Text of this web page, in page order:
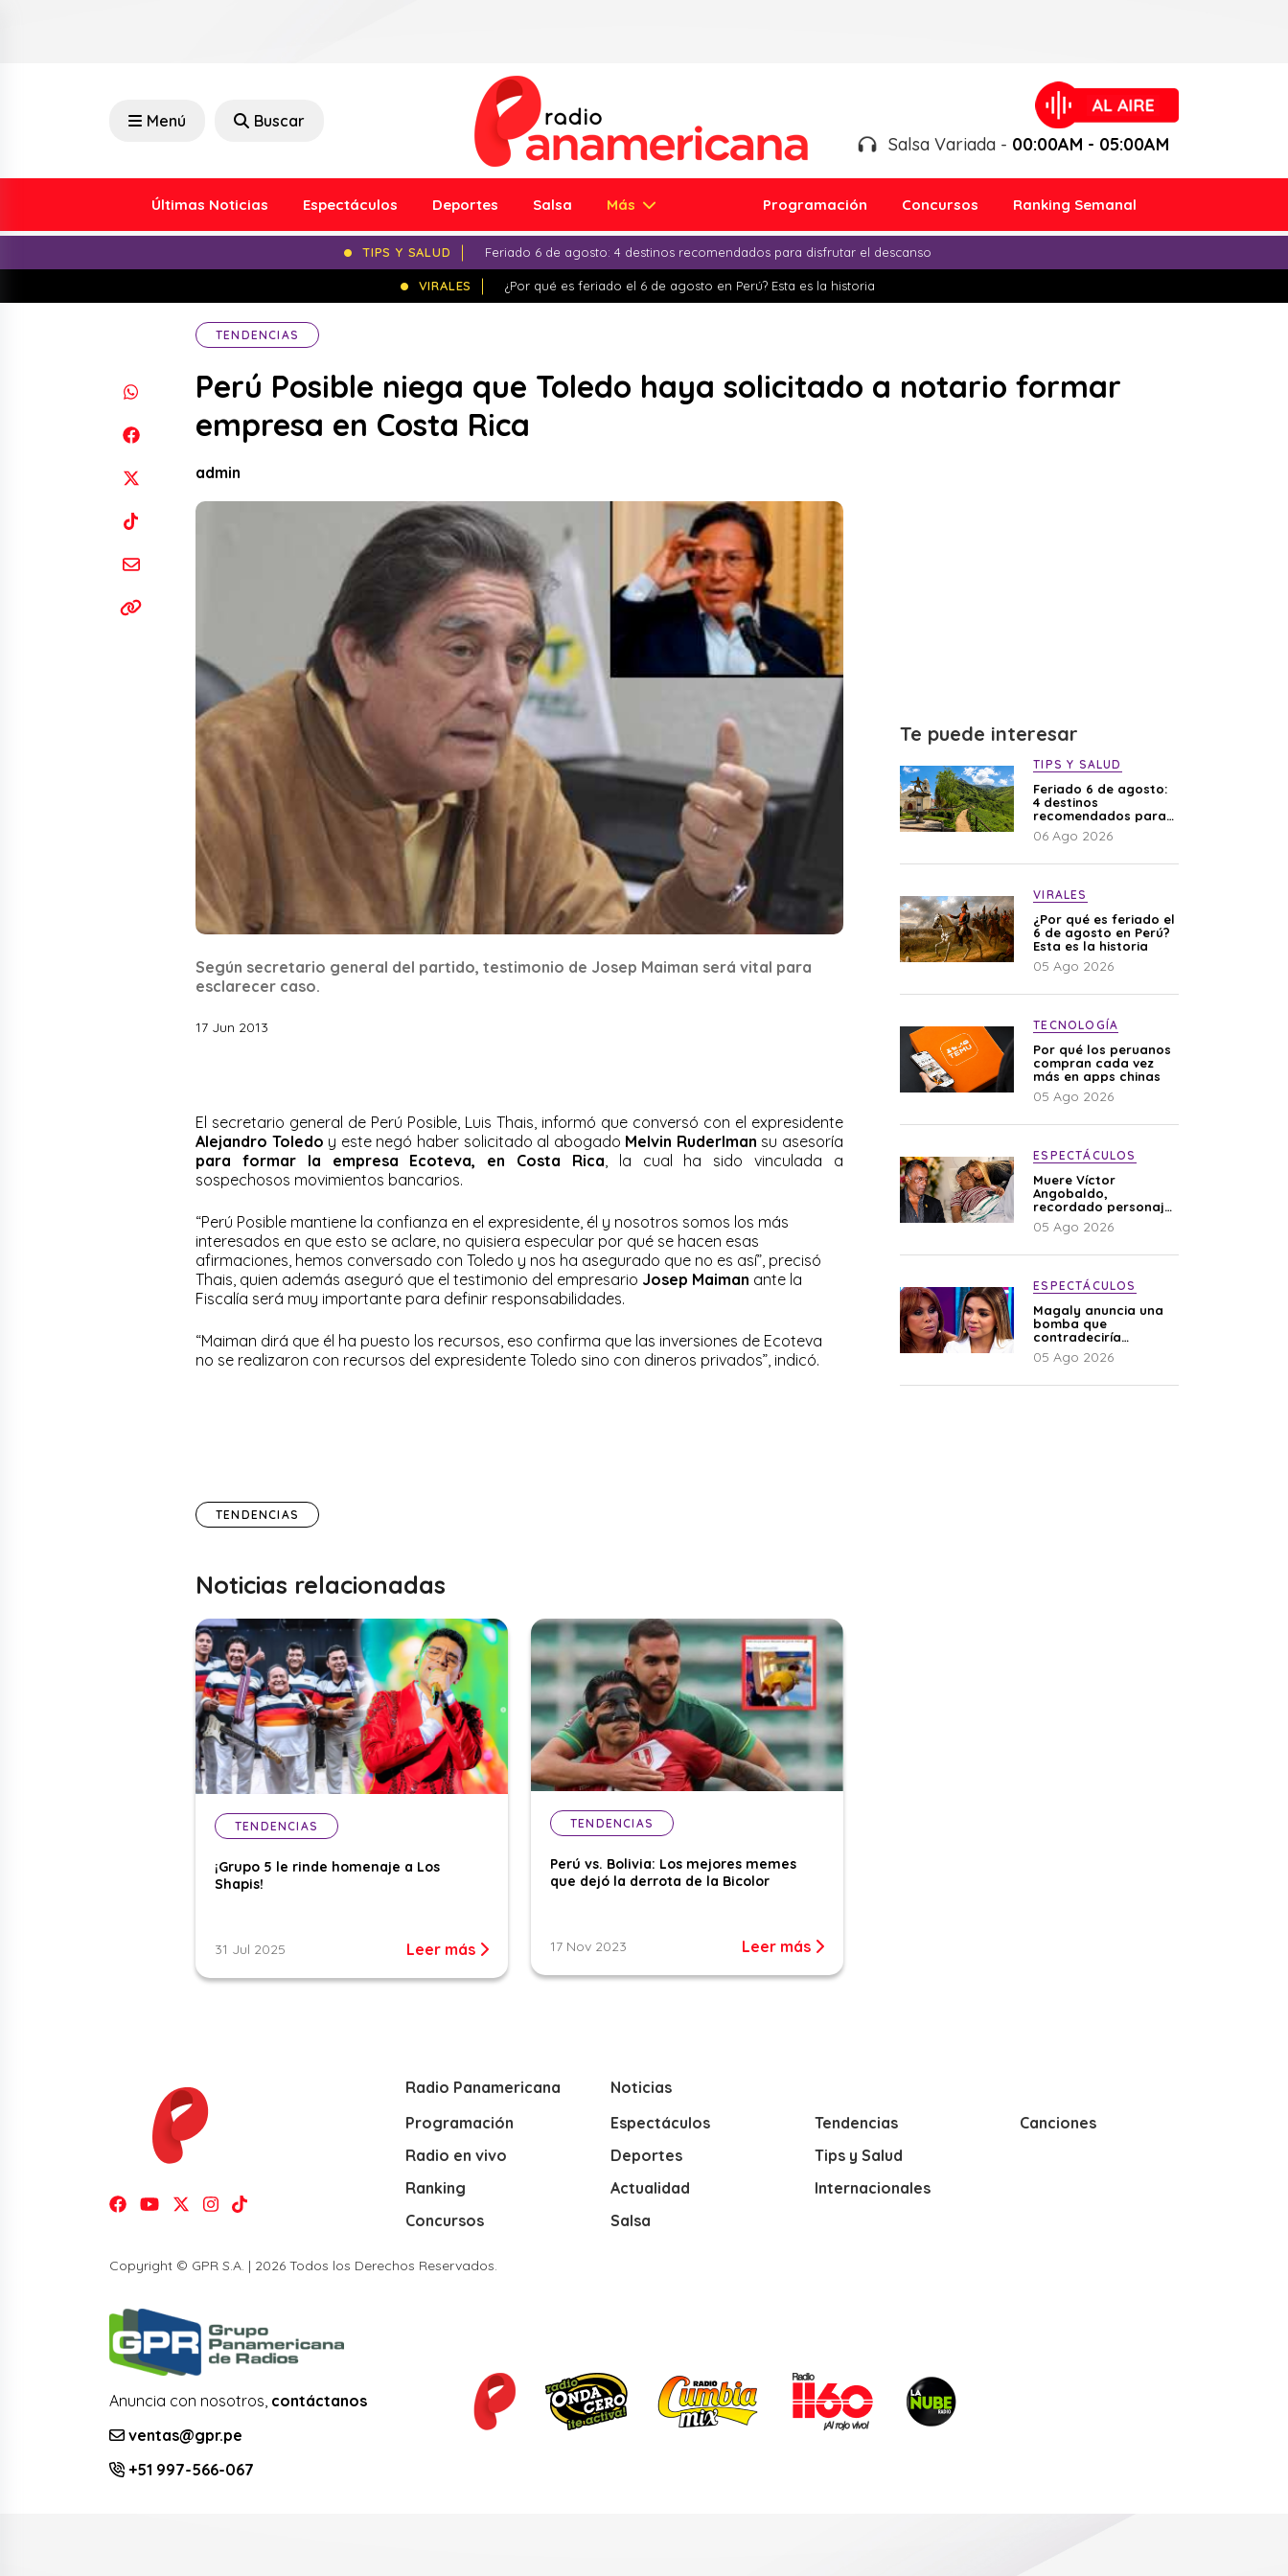
Menú Buscar
Salsa Variada - 00:00AM - 05:00AM
Últimas Noticias Espectáculos Deportes Salsa Más Programación Concursos Ranking Semanal
TIPS Y SALUD Feriado 6 de agosto: 4 destinos recomendados para disfrutar el descanso
VIRALES ¿Por qué es feriado el 6 de agosto en Perú? Esta es la historia
TENDENCIAS
Perú Posible niega que Toledo haya solicitado a notario formar
empresa en Costa Rica
admin
Según secretario general del partido, testimonio de Josep Maiman será vital para
esclarecer caso.
17 Jun 2013
El secretario general de Perú Posible, Luis Thais, informó que conversó con el expresidente
Alejandro Toledo y este negó haber solicitado al abogado Melvin Ruderlman su asesoría
para formar la empresa Ecoteva, en Costa Rica , la cual ha sido vinculada a
sospechosos movimientos bancarios.
“Perú Posible mantiene la confianza en el expresidente, él y nosotros somos los más
interesados en que esto se aclare, no quisiera especular por qué se hacen esas
afirmaciones, hemos conversado con Toledo y nos ha asegurado que no es así”, precisó
Thais, quien además aseguró que el testimonio del empresario Josep Maiman ante la
Fiscalía será muy importante para definir responsabilidades.
“Maiman dirá que él ha puesto los recursos, eso confirma que las inversiones de Ecoteva
no se realizaron con recursos del expresidente Toledo sino con dineros privados”, indicó.
TENDENCIAS
Noticias relacionadas
TENDENCIAS
¡Grupo 5 le rinde homenaje a Los
Shapis!
31 Jul 2025 Leer más
TENDENCIAS
Perú vs. Bolivia: Los mejores memes
que dejó la derrota de la Bicolor
17 Nov 2023 Leer más
Te puede interesar
TIPS Y SALUD
Feriado 6 de agosto:
4 destinos
recomendados para
disfrutar el descanso
06 Ago 2026
VIRALES
¿Por qué es feriado el
6 de agosto en Perú?
Esta es la historia
05 Ago 2026
TECNOLOGÍA
Por qué los peruanos
compran cada vez
más en apps chinas
05 Ago 2026
ESPECTÁCULOS
Muere Víctor
Angobaldo,
recordado personaje
de la farándula y
expareja de Shirley
05 Ago 2026
ESPECTÁCULOS
Magaly anuncia una
bomba que
contradeciría
comunicado de La
Bella Luz: “Hay un
05 Ago 2026
Radio Panamericana
Programación
Radio en vivo
Ranking
Concursos
Noticias
Espectáculos
Deportes
Actualidad
Salsa
Tendencias
Tips y Salud
Internacionales
Canciones
Copyright © GPR S.A. | 2026 Todos los Derechos Reservados.
Anuncia con nosotros, contáctanos
ventas@gpr.pe
+51 997-566-067